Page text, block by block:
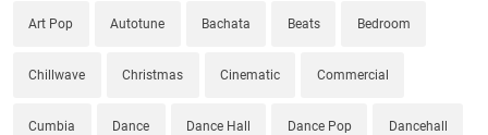
Art Pop Autotune Bachata Beats Bedroom
Chillwave Christmas Cinematic Commercial
Cumbia Dance Dance Hall Dance Pop Dancehall